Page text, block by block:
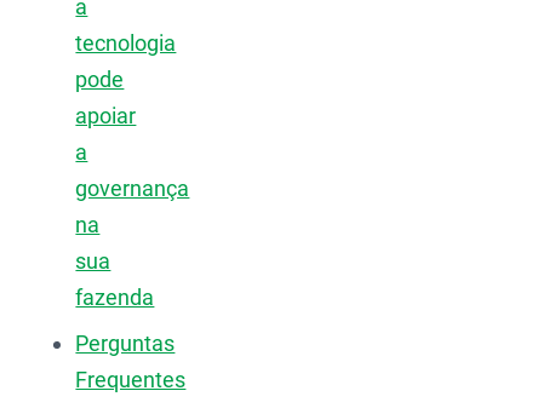
a
tecnologia
pode
apoiar
a
governança
na
sua
fazenda
Perguntas
Frequentes